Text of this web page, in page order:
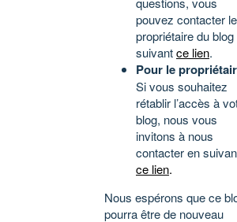
pouvez contacter le
propriétaire du blog
suivantce lien.
Pour le
Si vous souhaitez
rétablir l’accès à
blog, nous vous
invitons à nous
contacter en
ce lien.
Nous espérons que ce
pourra être de nouveau